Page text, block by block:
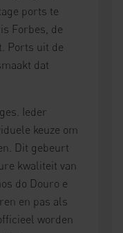
ports te
Forbes, de
Ports uit de
dat
Ieder
keuze om
Dit gebeurt
kwaliteit van
do Douro e
en pas als
worden